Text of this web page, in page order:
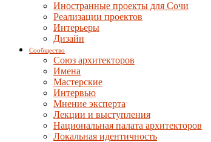
Иностранные проекты для Сочи
Реализации проектов
Интерьеры
Дизайн
Сообщество
Союз архитекторов
Имена
Мастерские
Интервью
Мнение эксперта
Лекции и выступления
Национальная палата архитекторов
Локальная идентичность